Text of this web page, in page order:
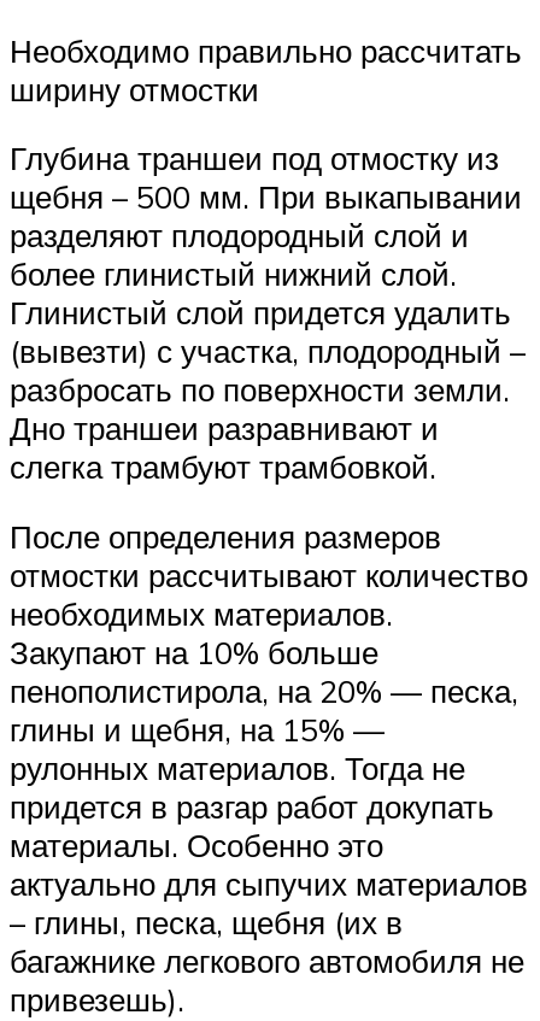
Необходимо правильно рассчитать
ширину отмостки
Глубина траншеи под отмостку из
щебня – 500 мм. При выкапывании
разделяют плодородный слой и
более глинистый нижний слой.
Глинистый слой придется удалить
(вывезти) с участка, плодородный –
разбросать по поверхности земли.
Дно траншеи разравнивают и
слегка трамбуют трамбовкой.
После определения размеров
отмостки рассчитывают количество
необходимых материалов.
Закупают на 10% больше
пенополистирола, на 20% — песка,
глины и щебня, на 15% —
рулонных материалов. Тогда не
придется в разгар работ докупать
материалы. Особенно это
актуально для сыпучих материалов
– глины, песка, щебня (их в
багажнике легкового автомобиля не
привезешь).